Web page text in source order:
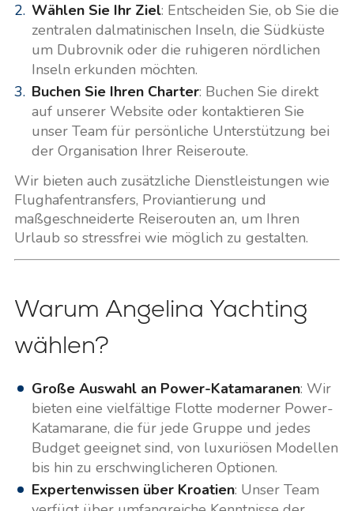
Wählen Sie Ihr Ziel: Entscheiden Sie, ob Sie die
zentralen dalmatinischen Inseln, die Südküste
um Dubrovnik oder die ruhigeren nördlichen
Inseln erkunden möchten.
Buchen Sie Ihren Charter: Buchen Sie direkt
auf unserer Website oder kontaktieren Sie
unser Team für persönliche Unterstützung bei
der Organisation Ihrer Reiseroute.
Wir bieten auch zusätzliche Dienstleistungen wie
Flughafentransfers, Proviantierung und
maßgeschneiderte Reiserouten an, um Ihren
Urlaub so stressfrei wie möglich zu gestalten.
Warum Angelina Yachting
wählen?
Große Auswahl an Power-Katamaranen: Wir
bieten eine vielfältige Flotte moderner Power-
Katamarane, die für jede Gruppe und jedes
Budget geeignet sind, von luxuriösen Modellen
bis hin zu erschwinglicheren Optionen.
Expertenwissen über Kroatien: Unser Team